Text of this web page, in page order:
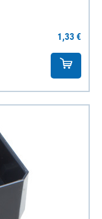
1,33 €